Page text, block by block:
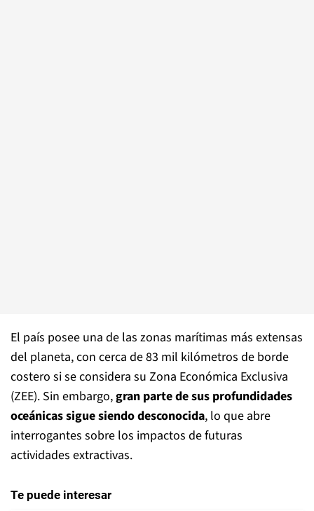
El país posee una de las zonas marítimas más extensas
del planeta, con cerca de 83 mil kilómetros de borde
costero si se considera su Zona Económica Exclusiva
(ZEE). Sin embargo,gran parte de sus profundidades
oceánicas sigue siendo desconocida, lo que abre
interrogantes sobre los impactos de futuras
actividades extractivas.
Te puede interesar